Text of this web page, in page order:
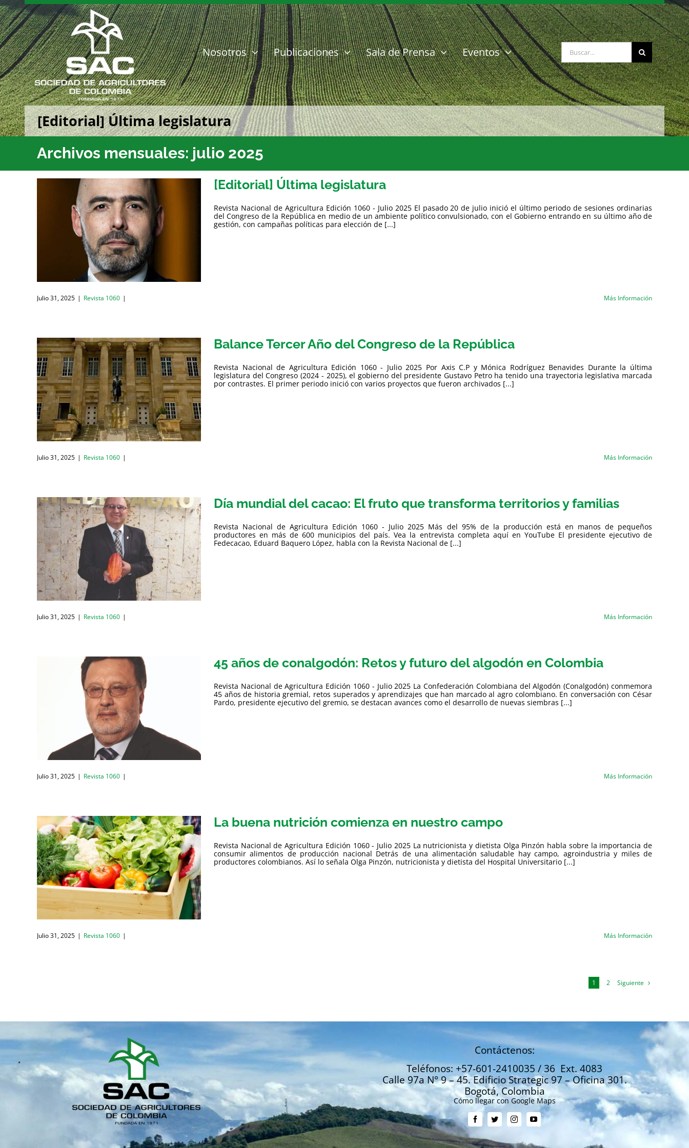
Saltar
al
contenido
Nosotros Publicaciones Sala de Prensa Eventos Buscar:
[Editorial] Última legislatura
Archivos mensuales: julio 2025
[Editorial] Última legislatura
Revista Nacional de Agricultura Edición 1060 - Julio 2025 El pasado 20 de julio inició el último periodo de sesiones ordinarias
del Congreso de la República en medio de un ambiente político convulsionado, con el Gobierno entrando en su último año de
gestión, con campañas políticas para elección de [...]
Julio 31, 2025 | Revista 1060 | Más Información
Balance Tercer Año del Congreso de la República
Revista Nacional de Agricultura Edición 1060 - Julio 2025 Por Axis C.P y Mónica Rodríguez Benavides Durante la última
legislatura del Congreso (2024 - 2025), el gobierno del presidente Gustavo Petro ha tenido una trayectoria legislativa marcada
por contrastes. El primer periodo inició con varios proyectos que fueron archivados [...]
Julio 31, 2025 | Revista 1060 | Más Información
Día mundial del cacao: El fruto que transforma territorios y familias
Revista Nacional de Agricultura Edición 1060 - Julio 2025 Más del 95% de la producción está en manos de pequeños
productores en más de 600 municipios del país. Vea la entrevista completa aquí en YouTube El presidente ejecutivo de
Fedecacao, Eduard Baquero López, habla con la Revista Nacional de [...]
Julio 31, 2025 | Revista 1060 | Más Información
45 años de conalgodón: Retos y futuro del algodón en Colombia
Revista Nacional de Agricultura Edición 1060 - Julio 2025 La Confederación Colombiana del Algodón (Conalgodón) conmemora
45 años de historia gremial, retos superados y aprendizajes que han marcado al agro colombiano. En conversación con César
Pardo, presidente ejecutivo del gremio, se destacan avances como el desarrollo de nuevas siembras [...]
Julio 31, 2025 | Revista 1060 | Más Información
La buena nutrición comienza en nuestro campo
Revista Nacional de Agricultura Edición 1060 - Julio 2025 La nutricionista y dietista Olga Pinzón habla sobre la importancia de
consumir alimentos de producción nacional Detrás de una alimentación saludable hay campo, agroindustria y miles de
productores colombianos. Así lo señala Olga Pinzón, nutricionista y dietista del Hospital Universitario [...]
Julio 31, 2025 | Revista 1060 | Más Información
1 2 Siguiente
Contáctenos:
Teléfonos: +57-601-2410035 / 36 Ext. 4083
Calle 97a N° 9 – 45. Edificio Strategic 97 – Oficina 301.
Bogotá, Colombia
Cómo llegar con Google Maps